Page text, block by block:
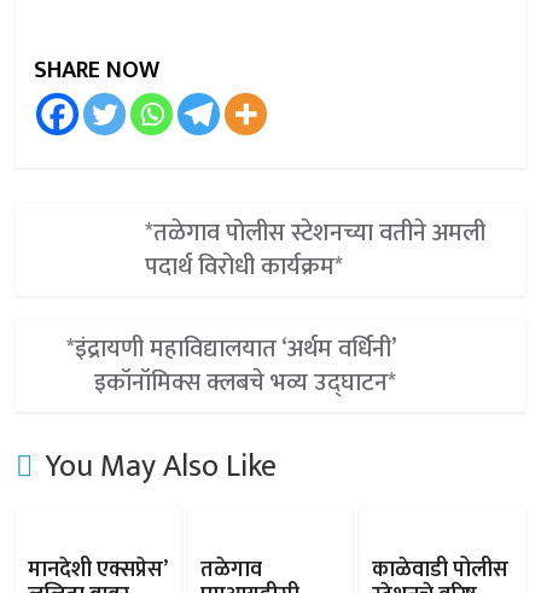
SHARE NOW
*तळेगाव पोलीस स्टेशनच्या वतीने अमली
पदार्थ विरोधी कार्यक्रम*
*इंद्रायणी महाविद्यालयात ‘अर्थम वर्धिनी’
इकॉनॉमिक्स क्लबचे भव्य उद्घाटन*
You May Also Like
मानदेशी एक्सप्रेस’ तळेगाव काळेवाडी पोलीस